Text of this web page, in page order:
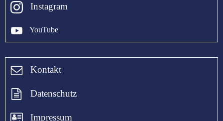
Instagram
YouTube
Kontakt
Datenschutz
Impressum